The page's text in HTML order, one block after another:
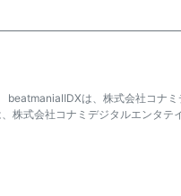
beatmaniaⅡDXは、株式会社コナミ
株式会社コナミデジタルエンタテ